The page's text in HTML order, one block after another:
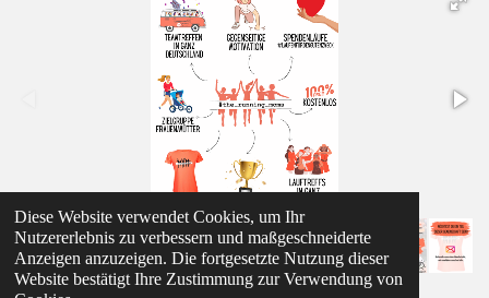
Diese Website verwendet Cookies, um Ihr
Nutzererlebnis zu verbessern und maßgeschneiderte
Anzeigen anzuzeigen. Die fortgesetzte Nutzung dieser
Website bestätigt Ihre Zustimmung zur Verwendung von